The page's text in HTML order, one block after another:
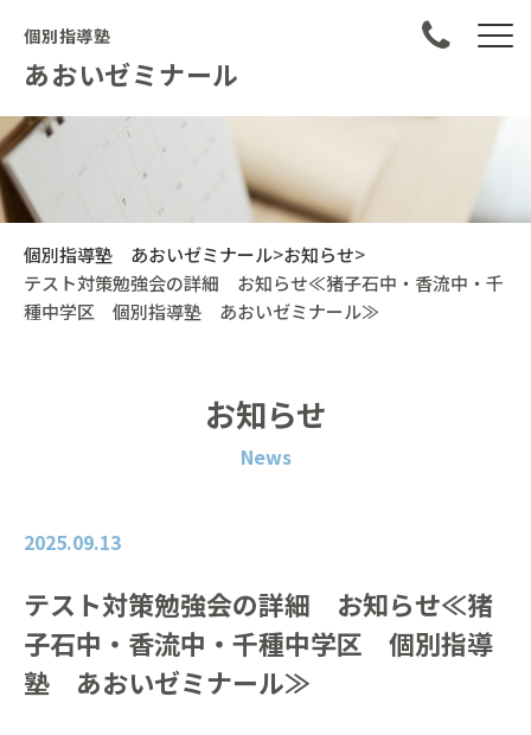
個別指導塾
あおいゼミナール
個別指導塾 あおいゼミナール>お知らせ>
テスト対策勉強会の詳細 お知らせ≪猪子石中・香流中・千
種中学区 個別指導塾 あおいゼミナール≫
お知らせ
News
2025.09.13
テスト対策勉強会の詳細 お知らせ≪猪
子石中・香流中・千種中学区 個別指導
塾 あおいゼミナール≫